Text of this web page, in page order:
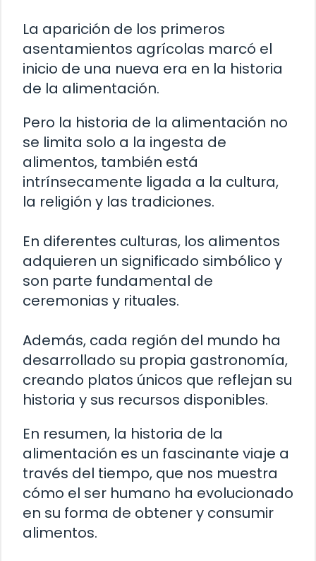
La aparición de los primeros
asentamientos agrícolas marcó el
inicio de una nueva era en la historia
de la alimentación.
Pero la historia de la alimentación no
se limita solo a la ingesta de
alimentos, también está
intrínsecamente ligada a la cultura,
la religión y las tradiciones.
En diferentes culturas, los alimentos
adquieren un significado simbólico y
son parte fundamental de
ceremonias y rituales.
Además, cada región del mundo ha
desarrollado su propia gastronomía,
creando platos únicos que reflejan su
historia y sus recursos disponibles.
En resumen, la historia de la
alimentación es un fascinante viaje a
través del tiempo, que nos muestra
cómo el ser humano ha evolucionado
en su forma de obtener y consumir
alimentos.